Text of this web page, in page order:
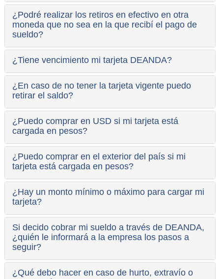
¿Podré realizar los retiros en efectivo en otra
moneda que no sea en la que recibí el pago de
sueldo?
¿Tiene vencimiento mi tarjeta DEANDA?
¿En caso de no tener la tarjeta vigente puedo
retirar el saldo?
¿Puedo comprar en USD si mi tarjeta está
cargada en pesos?
¿Puedo comprar en el exterior del país si mi
tarjeta está cargada en pesos?
¿Hay un monto mínimo o máximo para cargar mi
tarjeta?
Si decido cobrar mi sueldo a través de DEANDA,
¿quién le informará a la empresa los pasos a
seguir?
¿Qué debo hacer en caso de hurto, extravío o